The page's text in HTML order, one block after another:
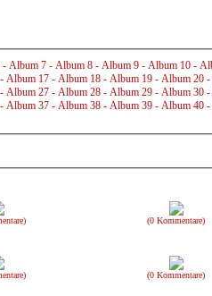
- Album 7 - Album 8 - Album 9 - Album 10 -
- Album 17 - Album 18 - Album 19 - Album 20 -
- Album 27 - Album 28 - Album 29 - Album 30 -
- Album 37 - Album 38 - Album 39 - Album 40 -
(0 Kommentare)
(0 Kommentare)